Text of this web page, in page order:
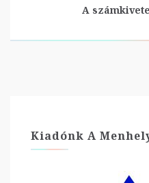
A
Kiadónk A